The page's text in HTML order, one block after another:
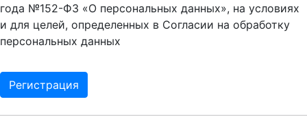
года №152-ФЗ «О персональных данных», на условиях
и для целей, определенных в Согласии на обработку
персональных данных